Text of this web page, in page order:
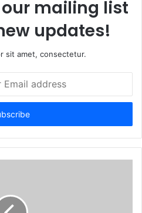
mailing list
updates!
sit amet, consectetur.